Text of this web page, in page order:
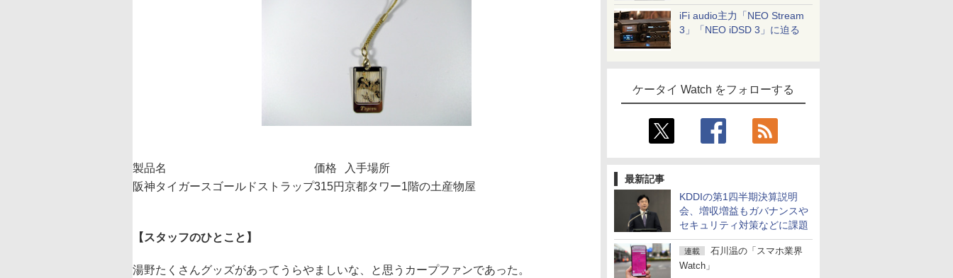
iFi audio主力「NEO Stream
3」「NEO iDSD 3」に迫る
ケータイ Watch をフォローする
最新記事
KDDIの第1四半期決算説明
会、増収増益もガバナンスや
セキュリティ対策などに課題
連載
石川温の「スマホ業界
Watch」
製品名 価格
入手場所
阪神タイガースゴールドストラップ315円京都タワー1階の土産物屋
【スタッフのひとこと】
湯野たくさんグッズがあってうらやましいな、と思うカープファンであった。